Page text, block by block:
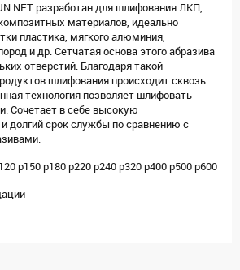
NET разработан для шлифования ЛКП,
материалов, идеально
пластика, мягкого алюминия,
и др. Сетчатая основа этого абразива
отверстий. Благодаря такой
шлифования происходит сквозь
технология позволяет шлифовать
Сочетает в себе высокую
долгий срок службы по сравнению с
p150 p180 p220 p240 p320 p400 p500 p600